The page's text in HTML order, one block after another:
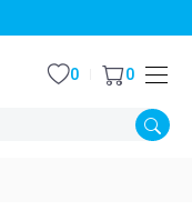
0 0